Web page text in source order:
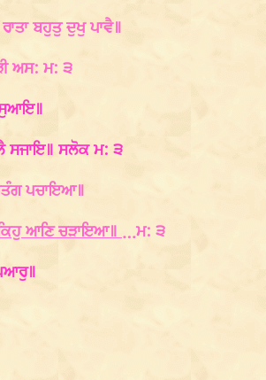
ਬਹੁਤੁ ਦੁਖੁ ਪਾਵੈ॥
ਅਸ: ਮ: ੩
ਸੁਆਇ॥
ਸਜਾਇ॥ ਸਲੋਕ ਮ: ੩
ਪਚਾਇਆ॥
ਕਿਹੁ ਆਣਿ ਚੜਾਇਆ॥…ਮ: ੩